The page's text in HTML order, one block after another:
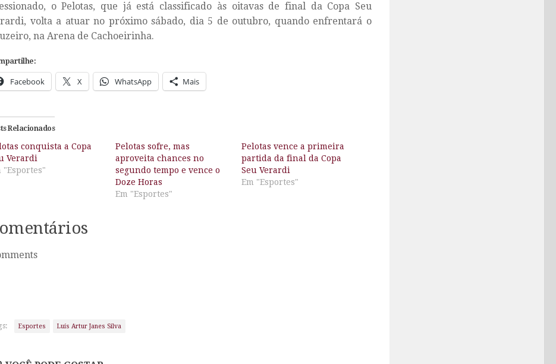
o Pelotas, que já está classificado às oitavas de final da Copa Seu
volta a atuar no próximo sábado, dia 5 de outubro, quando enfrentará o
na Arena de Cachoeirinha.
Facebook X WhatsApp Mais
Relacionados
conquista a Copa
Verardi
"Esportes"
Pelotas sofre, mas
aproveita chances no
segundo tempo e vence o
Doze Horas
Em "Esportes"
Pelotas vence a primeira
partida da final da Copa
Seu Verardi
Em "Esportes"
Esportes Luís Artur Janes Silva